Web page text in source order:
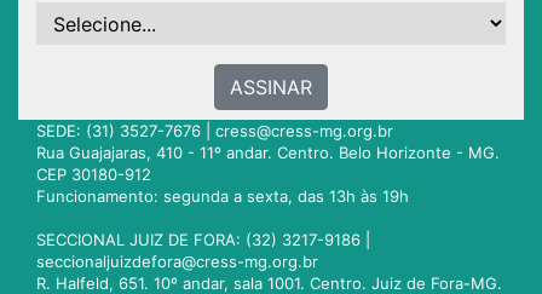
ASSINAR
SEDE: (31) 3527-7676 | cress@cress-mg.org.br
Rua Guajajaras, 410 - 11º andar. Centro. Belo Horizonte - MG.
CEP 30180-912
Funcionamento: segunda a sexta, das 13h às 19h
SECCIONAL JUIZ DE FORA: (32) 3217-9186 |
seccionaljuizdefora@cress-mg.org.br
R. Halfeld, 651. 10º andar, sala 1001. Centro. Juiz de Fora-MG.